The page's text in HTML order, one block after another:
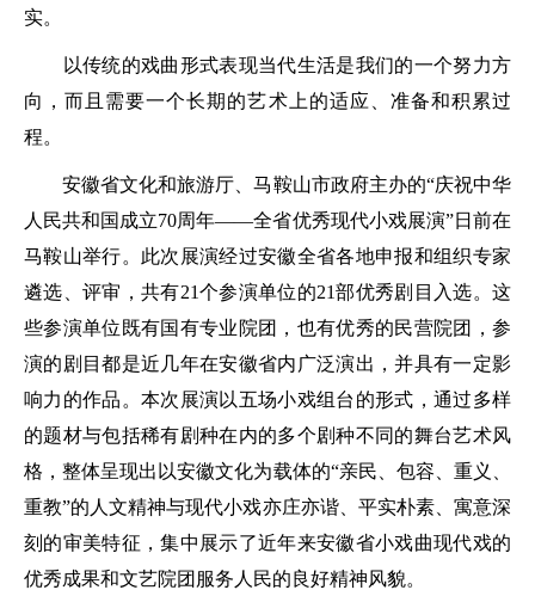
实。
以传统的戏曲形式表现当代生活是我们的一个努力方
向，而且需要一个长期的艺术上的适应、准备和积累过
程。
安徽省文化和旅游厅、马鞍山市政府主办的“庆祝中华
人民共和国成立70周年——全省优秀现代小戏展演”日前在
马鞍山举行。此次展演经过安徽全省各地申报和组织专家
遴选、评审，共有21个参演单位的21部优秀剧目入选。这
些参演单位既有国有专业院团，也有优秀的民营院团，参
演的剧目都是近几年在安徽省内广泛演出，并具有一定影
响力的作品。本次展演以五场小戏组台的形式，通过多样
的题材与包括稀有剧种在内的多个剧种不同的舞台艺术风
格，整体呈现出以安徽文化为载体的“亲民、包容、重义、
重教”的人文精神与现代小戏亦庄亦谐、平实朴素、寓意深
刻的审美特征，集中展示了近年来安徽省小戏曲现代戏的
优秀成果和文艺院团服务人民的良好精神风貌。